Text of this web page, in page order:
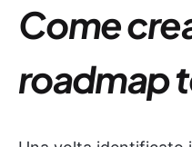
Come
roadmap